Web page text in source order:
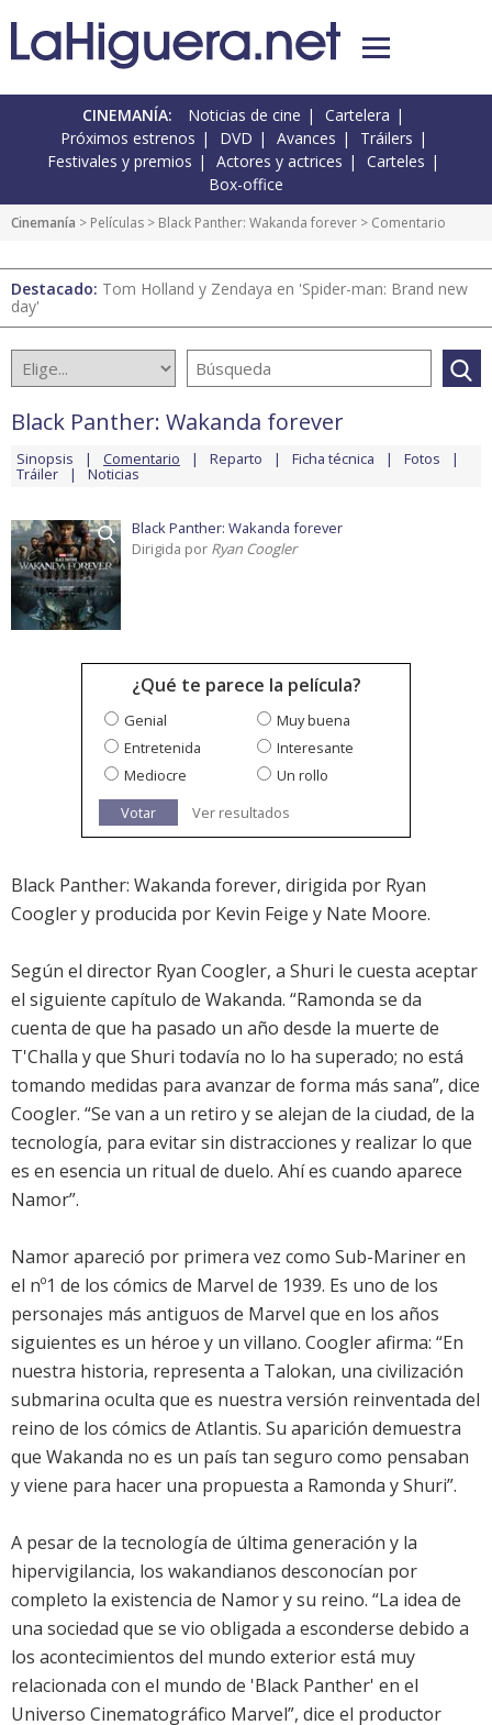
CINEMANÍA: Noticias de cine
Cartelera
Próximos estrenos
DVD Avances
Tráilers
Festivales y premios
Actores y actrices
Carteles
Box-office
Cinemanía > Películas > Black Panther: Wakanda forever > Comentario
Destacado: Tom Holland y Zendaya en 'Spider-man: Brand new
day'
Black Panther: Wakanda forever
Sinopsis Comentario Reparto Ficha técnica Fotos
Tráiler Noticias
Black Panther: Wakanda forever
Dirigida por Ryan Coogler
¿Qué te parece la película?
Genial
Muy buena
Entretenida
Interesante
Mediocre
Un rollo
Votar
Ver resultados
Black Panther: Wakanda forever, dirigida por Ryan
Coogler y producida por Kevin Feige y Nate Moore.
Según el director Ryan Coogler, a Shuri le cuesta aceptar
el siguiente capítulo de Wakanda. “Ramonda se da
cuenta de que ha pasado un año desde la muerte de
T'Challa y que Shuri todavía no lo ha superado; no está
tomando medidas para avanzar de forma más sana”, dice
Coogler. “Se van a un retiro y se alejan de la ciudad, de la
tecnología, para evitar sin distracciones y realizar lo que
es en esencia un ritual de duelo. Ahí es cuando aparece
Namor”.
Namor apareció por primera vez como Sub-Mariner en
el nº1 de los cómics de Marvel de 1939. Es uno de los
personajes más antiguos de Marvel que en los años
siguientes es un héroe y un villano. Coogler afirma: “En
nuestra historia, representa a Talokan, una civilización
submarina oculta que es nuestra versión reinventada del
reino de los cómics de Atlantis. Su aparición demuestra
que Wakanda no es un país tan seguro como pensaban
y viene para hacer una propuesta a Ramonda y Shuri”.
A pesar de la tecnología de última generación y la
hipervigilancia, los wakandianos desconocían por
completo la existencia de Namor y su reino. “La idea de
una sociedad que se vio obligada a esconderse debido a
los acontecimientos del mundo exterior está muy
relacionada con el mundo de 'Black Panther' en el
Universo Cinematográfico Marvel”, dice el productor